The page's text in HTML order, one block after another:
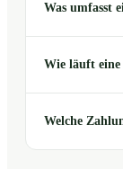
Was umfasst
Wie läuft
Welche